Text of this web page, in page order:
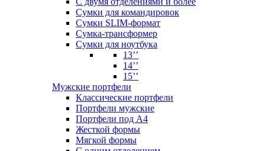
Сумки для командировок
Сумки SLIM-формат
Сумка-трансформер
Сумки для ноутбука
13’’
14’’
15’’
Мужские портфели
Классические портфели
Портфели мужские
Портфели под А4
Жесткой формы
Мягкой формы